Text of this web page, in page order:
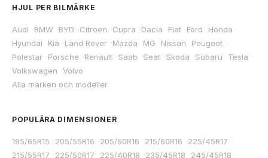
HJUL PER BILMÄRKE
Audi ·BMW ·BYD ·Citroen ·Cupra ·Dacia ·Fiat ·Ford ·Honda ·
Hyundai ·Kia ·Land Rover ·Mazda ·MG ·Nissan ·Peugeot ·
Polestar ·Porsche ·Renault ·Saab ·Seat ·Skoda ·Subaru ·Tesla ·
Volkswagen ·Volvo
Alla märken och modeller
POPULÄRA DIMENSIONER
195/65R15 ·205/55R16 ·205/60R16 ·215/60R16 ·225/45R17 ·
215/55R17 ·225/50R17 ·225/40R18 ·235/45R18 ·245/45R18 ·